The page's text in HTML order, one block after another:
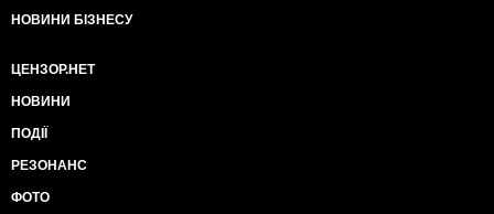
НОВИНИ БІЗНЕСУ
ЦЕНЗОР.НЕТ
НОВИНИ
ПОДІЇ
РЕЗОНАНС
ФОТО